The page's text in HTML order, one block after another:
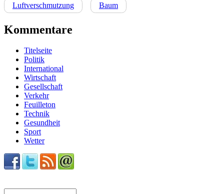
Luftverschmutzung
Baum
Kommentare
Titelseite
Politik
International
Wirtschaft
Gesellschaft
Verkehr
Feuilleton
Technik
Gesundheit
Sport
Wetter